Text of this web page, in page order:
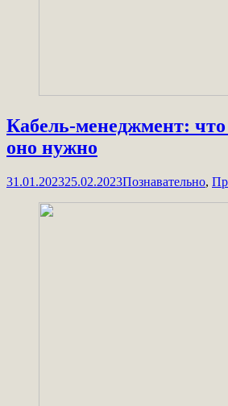
Кабель-менеджмент: что
оно нужно
31.01.202325.02.2023Познавательно,